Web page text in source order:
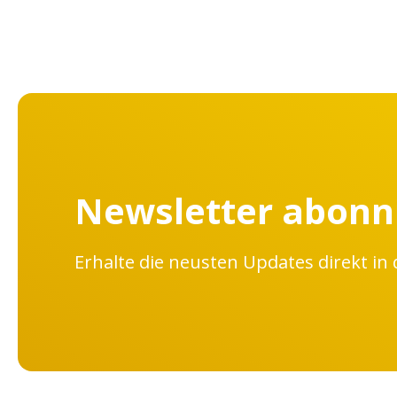
Newsletter
Erhalte die neusten Updates direkt in